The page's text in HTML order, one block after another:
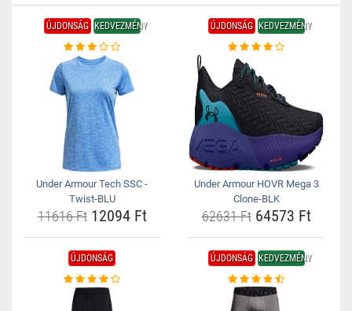
ÚJDONSÁG KEDVEZMÉNY
Under Armour Tech SSC -
Twist-BLU
11616 Ft12094 Ft
ÚJDONSÁG KEDVEZMÉNY
Under Armour HOVR Mega 3
Clone-BLK
62631 Ft64573 Ft
ÚJDONSÁG ÚJDONSÁG KEDVEZMÉNY